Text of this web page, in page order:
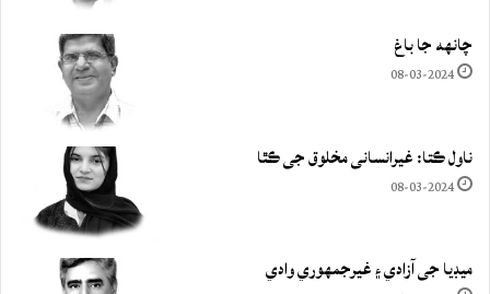
چانهه جا باغ
08-03-2024
ناول ڪتا: غيرانساني مخلوق جي ڪٿا
08-03-2024
ميڊيا جي آزادي ۽ غيرجمھوري وادي